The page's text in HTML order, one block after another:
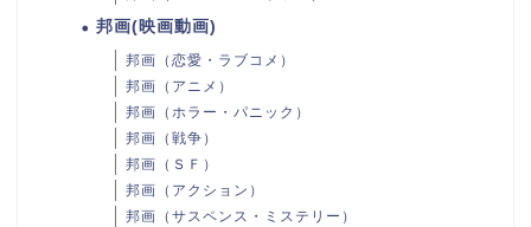
邦画(映画動画)
邦画（恋愛・ラブコメ）
邦画（アニメ）
邦画（ホラー・パニック）
邦画（戦争）
邦画（ＳＦ）
邦画（アクション）
邦画（サスペンス・ミステリー）